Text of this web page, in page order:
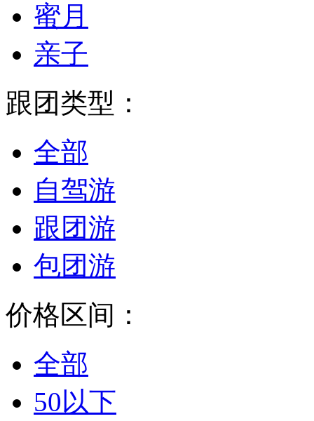
蜜月
亲子
跟团类型：
全部
自驾游
跟团游
包团游
价格区间：
全部
50以下